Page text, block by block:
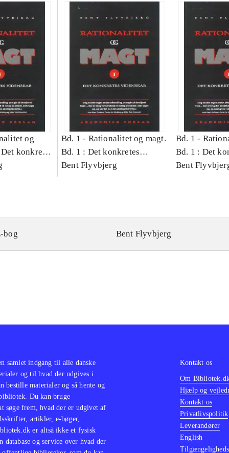
og
konkretes
Bd. 1 - Rationalitet og magt.
Bd. 1 : Det konkretes
videnskab
Bent Flyvbjerg
Bd. 1 -
Bd. 1 : Det
videnskab
Bent
bog Bent Flyvbjerg
samlet indgang til alle danske
og til hvad der udgives i
bestille materialer og så hente og
Du kan bruge
søge frem, hvad der er udgivet af
artikler, e-bøger,
er altså ikke et fysisk
database og service over hvad der
Kontakt os
Om
Hjælp og
Kontakt os
Privatlivspolitik
Leverandører
English